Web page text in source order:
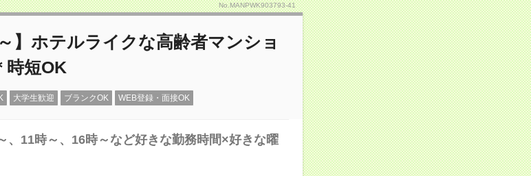
No.MANPWK903793-41
】ホテルライクな高齢者マンショ
時短OK
大学生歓迎 ブランクOK WEB登録・面接OK
、11時～、16時～など好きな勤務時間×好きな曜